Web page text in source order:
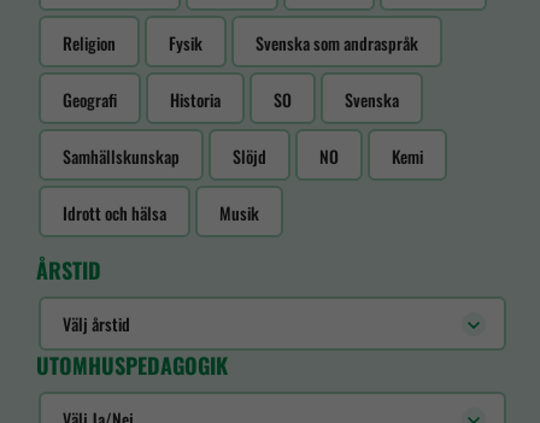
Religion Fysik Svenska som andraspråk
Geografi Historia SO Svenska
Samhällskunskap Slöjd NO Kemi
Idrott och hälsa Musik
ÅRSTID
Välj årstid
UTOMHUSPEDAGOGIK